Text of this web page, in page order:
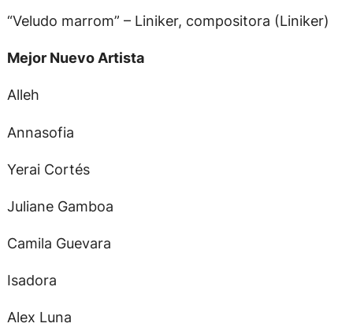
“Veludo marrom” – Liniker, compositora (Liniker)
Mejor Nuevo Artista
Alleh
Annasofia
Yerai Cortés
Juliane Gamboa
Camila Guevara
Isadora
Alex Luna